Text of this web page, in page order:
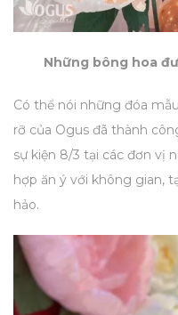
Những bông hoa
Có thể nói những đóa
rỡ của Ogus đã thành
sự kiện 8/3 tại các đơn vị
hợp ăn ý với không gian,
hảo.